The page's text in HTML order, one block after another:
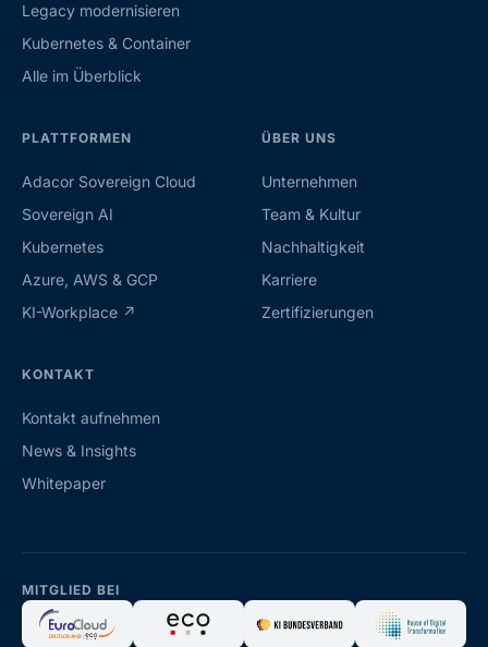
Legacy modernisieren
Kubernetes & Container
Alle im Überblick
PLATTFORMEN
Adacor Sovereign Cloud
Sovereign AI
Kubernetes
Azure, AWS & GCP
KI-Workplace ↗
ÜBER UNS
Unternehmen
Team & Kultur
Nachhaltigkeit
Karriere
Zertifizierungen
KONTAKT
Kontakt aufnehmen
News & Insights
Whitepaper
MITGLIED BEI